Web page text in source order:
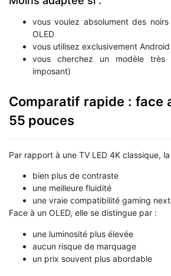
vous voulez absolument des noirs
OLED
vous utilisez exclusivement
vous cherchez un modèle très
imposant)
Comparatif rapide : face
55 pouces
Par rapport à une TV LED 4K classique,
bien plus de contraste
une meilleure fluidité
une vraie compatibilité gaming
Face à un OLED, elle se distingue par :
une luminosité plus élevée
aucun risque de marquage
un prix souvent plus abordable